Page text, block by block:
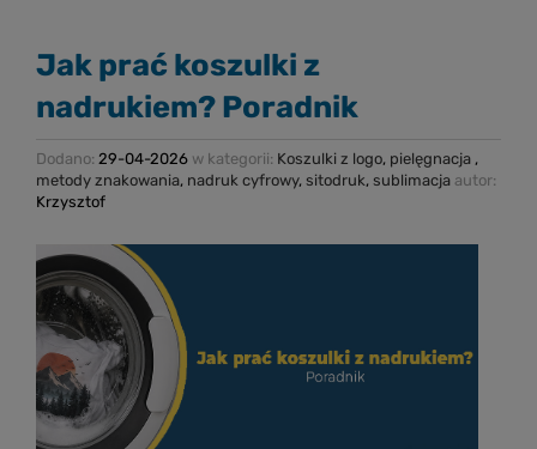
Jak prać koszulki z
nadrukiem? Poradnik
Dodano: 29-04-2026 w kategorii: Koszulki z logo, pielęgnacja ,
metody znakowania, nadruk cyfrowy, sitodruk, sublimacja autor:
Krzysztof